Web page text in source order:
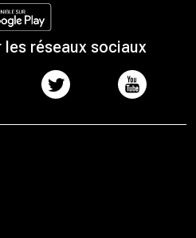
les réseaux sociaux